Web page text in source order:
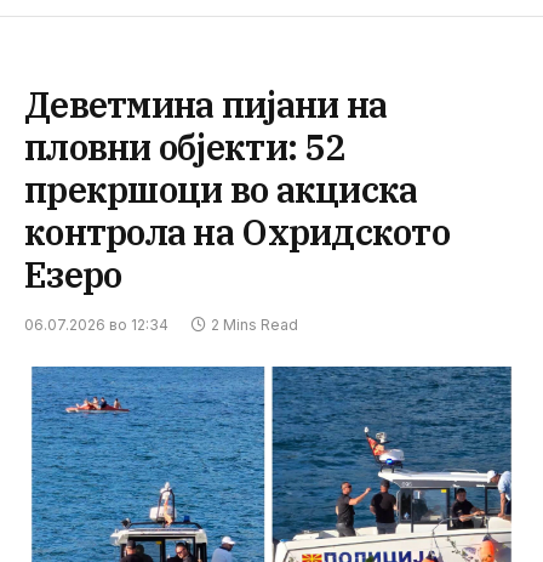
Деветмина пијани на
пловни објекти: 52
прекршоци во акциска
контрола на Охридското
Езеро
06.07.2026 во 12:34 2 Mins Read